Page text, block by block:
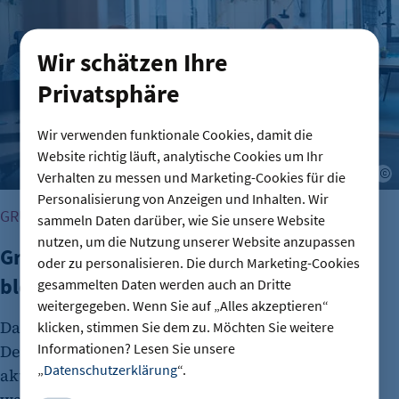
Wir schätzen Ihre
Privatsphäre
Wir verwenden funktionale Cookies, damit die
Website richtig läuft, analytische Cookies um Ihr
Verhalten zu messen und Marketing-Cookies für die
Personalisierung von Anzeigen und Inhalten. Wir
sammeln Daten darüber, wie Sie unsere Website
nutzen, um die Nutzung unserer Website anzupassen
oder zu personalisieren. Die durch Marketing-Cookies
gesammelten Daten werden auch an Dritte
weitergegeben. Wenn Sie auf „Alles akzeptieren“
klicken, stimmen Sie dem zu. Möchten Sie weitere
Informationen? Lesen Sie unsere
„Datenschutzerklärung“.
GRÜNDUNG
Gründungszahlen steigen, Bürokratie
bleibt größte Hürde
Das Interesse an Unternehmensgründungen in
Deutschland nimmt wieder zu. Dies zeigt der
aktuelle DIHK-Gründungsreport. Viele Menschen